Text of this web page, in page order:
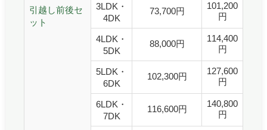
引越し前後セ
ット
3LDK・
4DK
73,700円
101,200
円
4LDK・
5DK
88,000円
114,400
円
5LDK・
6DK
102,300円
127,600
円
6LDK・
7DK
116,600円
140,800
円